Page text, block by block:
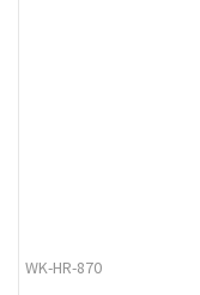
WK-HR-870